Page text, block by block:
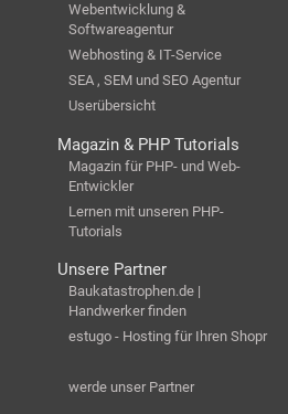
Webentwicklung &
Softwareagentur
Webhosting & IT-Service
SEA , SEM und SEO Agentur
Userübersicht
Magazin & PHP Tutorials
Magazin für PHP- und Web-
Entwickler
Lernen mit unseren PHP-
Tutorials
Unsere Partner
Baukatastrophen.de |
Handwerker finden
estugo - Hosting für Ihren Shopr
werde unser Partner